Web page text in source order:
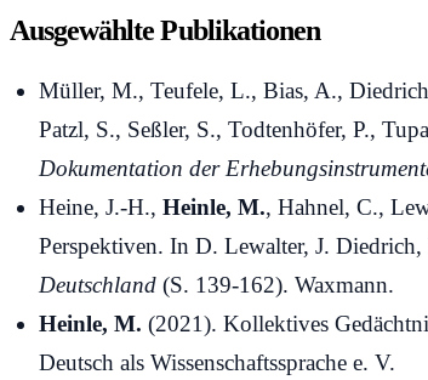
Ausgewählte Publikationen
Müller, M., Teufele, L., Bias, A.,
Patzl, S., Seßler, S., Todtenhöfer, P.,
Dokumentation der
Heine, J.-H., Heinle, M., Hahnel, C.,
Perspektiven. In D. Lewalter, J.
Deutschland (S. 139-162). Waxmann.
Heinle, M. (2021). Kollektives
Deutsch als Wissenschaftssprache e. V.